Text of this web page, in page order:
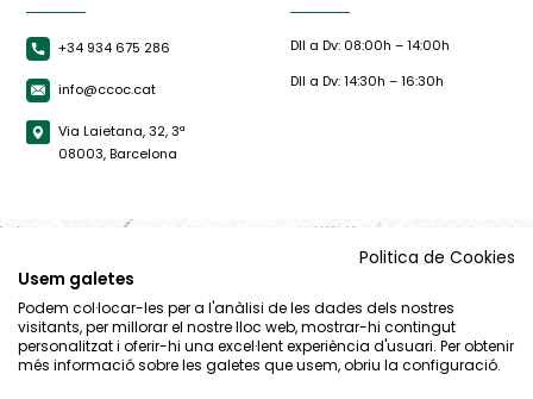
+34 934 675 286
info@ccoc.cat
Via Laietana, 32, 3ª
08003, Barcelona
Dll a Dv: 08:00h – 14:00h
Dll a Dv: 14:30h – 16:30h
Politica de Cookies
Usem galetes
Podem col·locar-les per a l'anàlisi de les dades dels nostres
visitants, per millorar el nostre lloc web, mostrar-hi contingut
personalitzat i oferir-hi una excel·lent experiència d'usuari. Per obtenir
més informació sobre les galetes que usem, obriu la configuració.